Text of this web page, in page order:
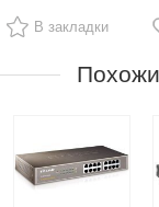
В закладки